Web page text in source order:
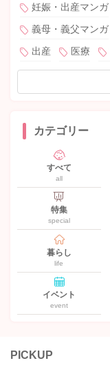
妊娠・出産マンガ
義母・義父マンガ
出産
医療
カテゴリー
すべて
all
特集
special
暮らし
life
イベント
event
PICKUP